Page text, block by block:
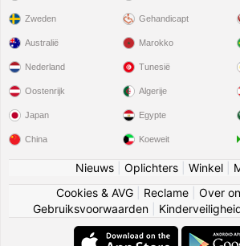
Zweden Gehandicapt
Australië
Nederland
Oostenrijk
Japan
China
Marokko
Tunesië
Algerije
Egypte
Koeweit
Nieuws| Oplichters| Winkel|
Cookies & AVG
Reclame Over
Gebruiksvoorwaarden